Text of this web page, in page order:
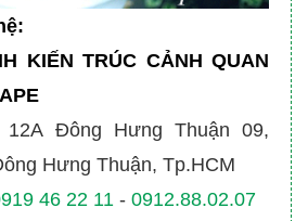
KIẾN TRÚC CẢNH QUAN
Đông Hưng Thuận 09,
Hưng Thuận, Tp.HCM
46 22 11 - 0912.88.02.07